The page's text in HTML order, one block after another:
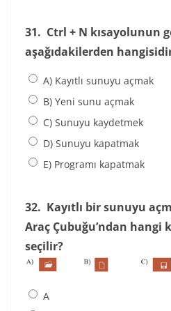
31. Ctrl + N kısayolunun
aşağıdakilerden
A) Kayıtlı sunuyu açmak
B) Yeni sunu açmak
C) Sunuyu kaydetmek
D) Sunuyu kapatmak
E) Programı kapatmak
32. Kayıtlı bir sunuyu
Araç Çubuğu’ndan hangi
seçilir?
A